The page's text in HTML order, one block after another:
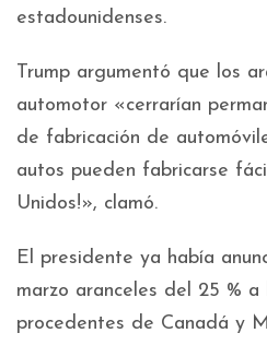
estadounidenses.
Trump argumentó que los
automotor «cerrarían
de fabricación de
autos pueden fabricarse
Unidos!», clamó.
El presidente ya había
marzo aranceles del 25 % a
procedentes de Canadá y